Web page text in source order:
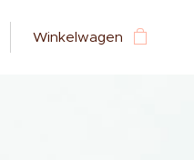
Winkelwagen